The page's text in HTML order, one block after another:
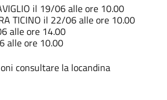
il 19/06 alle ore 10.00
TICINO il 22/06 alle ore 10.00
alle ore 14.00
alle ore 10.00
consultare la locandina